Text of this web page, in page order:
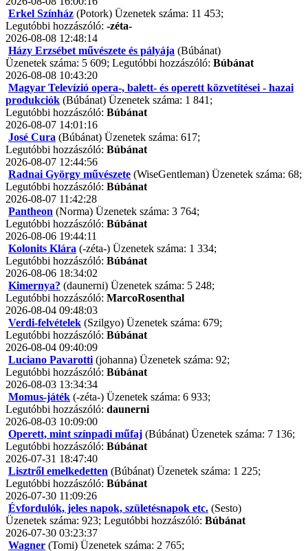
Erkel Színház (Potork) Üzenetek száma: 11 453;
Legutóbbi hozzászóló: -zéta-
2026-08-08 12:48:14
Házy Erzsébet művészete és pályája (Búbánat)
Üzenetek száma: 5 609; Legutóbbi hozzászóló: Búbánat
2026-08-08 10:43:20
Magyar Televízió opera-, balett- és operett közvetítései - hazai
produkciók (Búbánat) Üzenetek száma: 1 841;
Legutóbbi hozzászóló: Búbánat
2026-08-07 14:01:16
José Cura (Búbánat) Üzenetek száma: 617;
Legutóbbi hozzászóló: Búbánat
2026-08-07 12:44:56
Radnai György művészete (WiseGentleman) Üzenetek száma: 68;
Legutóbbi hozzászóló: Búbánat
2026-08-07 11:42:28
Pantheon (Norma) Üzenetek száma: 3 764;
Legutóbbi hozzászóló: Búbánat
2026-08-06 19:44:11
Kolonits Klára (-zéta-) Üzenetek száma: 1 334;
Legutóbbi hozzászóló: Búbánat
2026-08-06 18:34:02
Kimernya? (daunerni) Üzenetek száma: 5 248;
Legutóbbi hozzászóló: MarcoRosenthal
2026-08-04 09:48:03
Verdi-felvételek (Szilgyo) Üzenetek száma: 679;
Legutóbbi hozzászóló: Búbánat
2026-08-04 09:40:09
Luciano Pavarotti (johanna) Üzenetek száma: 92;
Legutóbbi hozzászóló: Búbánat
2026-08-03 13:34:34
Momus-játék (-zéta-) Üzenetek száma: 6 933;
Legutóbbi hozzászóló: daunerni
2026-08-03 10:09:00
Operett, mint színpadi műfaj (Búbánat) Üzenetek száma: 7 136;
Legutóbbi hozzászóló: Búbánat
2026-07-31 18:47:40
Lisztről emelkedetten (Búbánat) Üzenetek száma: 1 225;
Legutóbbi hozzászóló: Búbánat
2026-07-30 11:09:26
Évfordulók, jeles napok, születésnapok etc. (Sesto)
Üzenetek száma: 923; Legutóbbi hozzászóló: Búbánat
2026-07-30 03:23:37
Wagner (Tomi) Üzenetek száma: 2 765;